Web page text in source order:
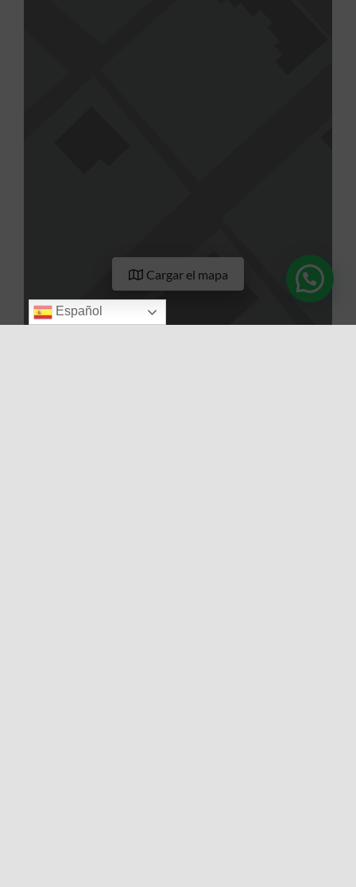
Cargar el mapa
Español